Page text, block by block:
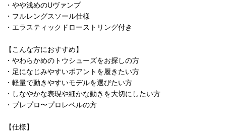
・やや浅めのUヴァンプ
・フルレングスソール仕様
・エラスティックドローストリング付き
【こんな方におすすめ】
・やわらかめのトウシューズをお探しの方
・足になじみやすいポアントを履きたい方
・軽量で動きやすいモデルを選びたい方
・しなやかな表現や細かな動きを大切にしたい方
・プレプロ〜プロレベルの方
【仕様】